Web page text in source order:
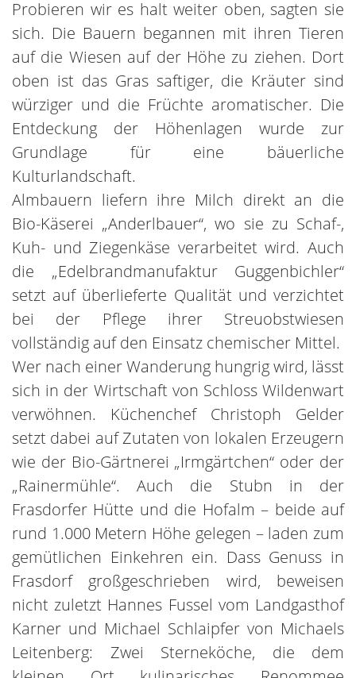
Probieren wir es halt weiter oben, sagten sie
sich. Die Bauern begannen mit ihren Tieren
auf die Wiesen auf der Höhe zu ziehen. Dort
oben ist das Gras saftiger, die Kräuter sind
würziger und die Früchte aromatischer. Die
Entdeckung der Höhenlagen wurde zur
Grundlage für eine bäuerliche
Kulturlandschaft.
Almbauern liefern ihre Milch direkt an die
Bio-Käserei „Anderlbauer“, wo sie zu Schaf-,
Kuh- und Ziegenkäse verarbeitet wird. Auch
die „Edelbrandmanufaktur Guggenbichler“
setzt auf überlieferte Qualität und verzichtet
bei der Pflege ihrer Streuobstwiesen
vollständig auf den Einsatz chemischer Mittel.
Wer nach einer Wanderung hungrig wird, lässt
sich in der Wirtschaft von Schloss Wildenwart
verwöhnen. Küchenchef Christoph Gelder
setzt dabei auf Zutaten von lokalen Erzeugern
wie der Bio-Gärtnerei „Irmgärtchen“ oder der
„Rainermühle“. Auch die Stubn in der
Frasdorfer Hütte und die Hofalm – beide auf
rund 1.000 Metern Höhe gelegen – laden zum
gemütlichen Einkehren ein. Dass Genuss in
Frasdorf großgeschrieben wird, beweisen
nicht zuletzt Hannes Fussel vom Landgasthof
Karner und Michael Schlaipfer von Michaels
Leitenberg: Zwei Sterneköche, die dem